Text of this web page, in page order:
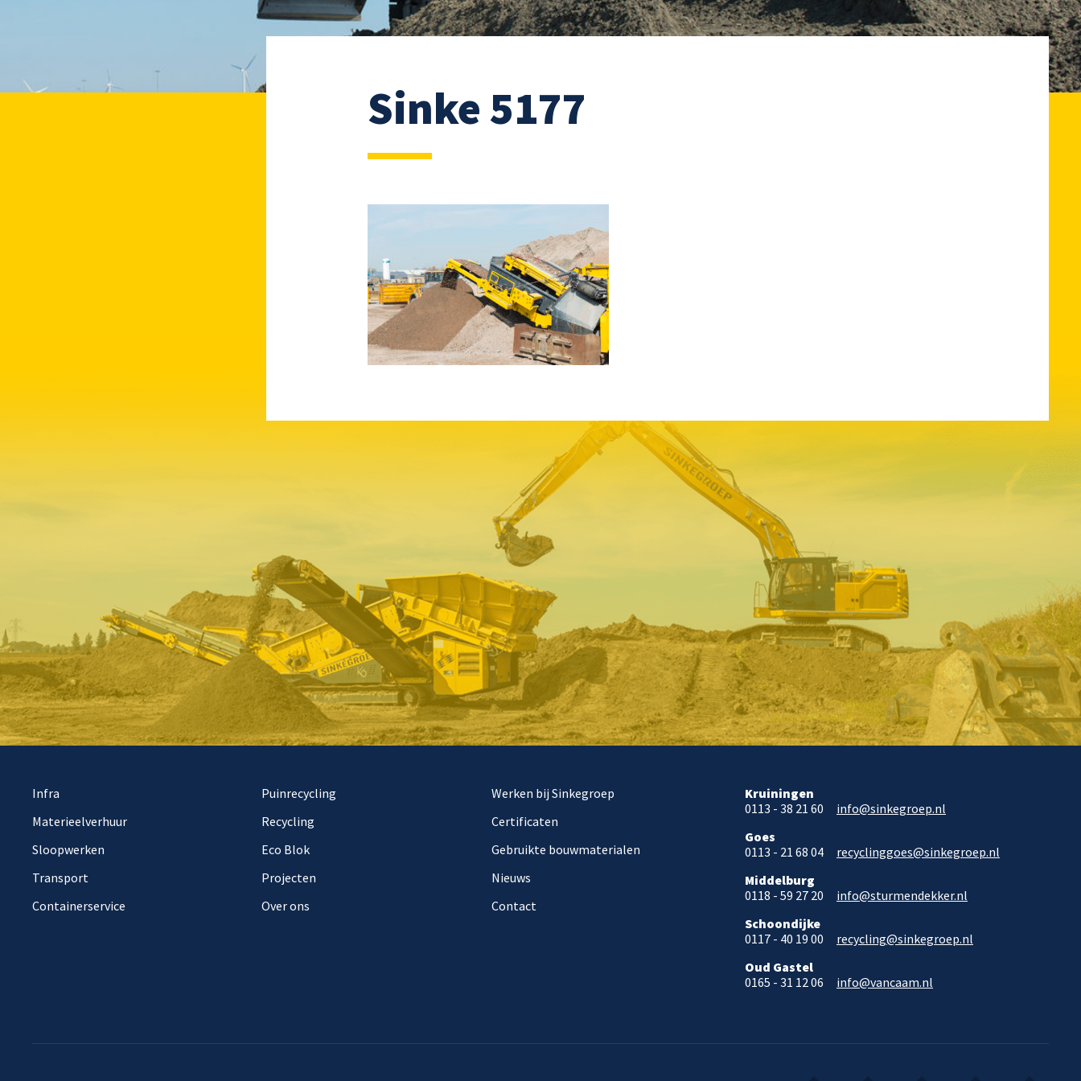
Sinke 5177
Infra
Materieelverhuur
Sloopwerken
Transport
Containerservice
Puinrecycling
Recycling
Eco Blok
Projecten
Over ons
Werken bij Sinkegroep
Certificaten
Gebruikte bouwmaterialen
Nieuws
Contact
Kruiningen
0113 - 38 21 60
info@sinkegroep.nl
Goes
0113 - 21 68 04
recyclinggoes@sinkegroep.nl
Middelburg
0118 - 59 27 20
info@sturmendekker.nl
Schoondijke
0117 - 40 19 00
recycling@sinkegroep.nl
Oud Gastel
0165 - 31 12 06
info@vancaam.nl